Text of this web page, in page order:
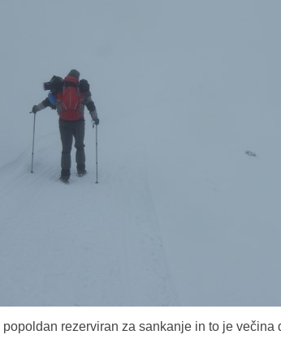
rezerviran za sankanje in to je